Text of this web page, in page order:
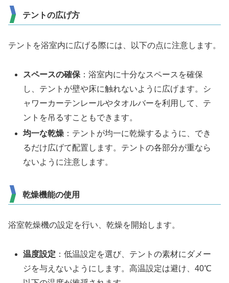
テントの広げ方
テントを浴室内に広げる際には、以下の点に注意します。
スペースの確保 ：浴室内に十分なスペースを確保
し、テントが壁や床に触れないように広げます。シ
ャワーカーテンレールやタオルバーを利用して、テ
ントを吊るすこともできます。
均一な乾燥 ：テントが均一に乾燥するように、でき
るだけ広げて配置します。テントの各部分が重なら
ないように注意します。
乾燥機能の使用
浴室乾燥機の設定を行い、乾燥を開始します。
温度設定 ：低温設定を選び、テントの素材にダメー
ジを与えないようにします。高温設定は避け、40℃